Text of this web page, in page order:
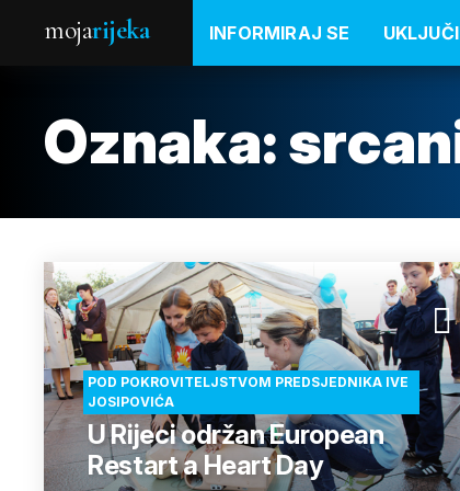
mojarijeka INFORMIRAJ SE
Oznaka:
POD POKROVITELJSTVOM PREDSJEDNIKA IVE
JOSIPOVIĆA
U Rijeci održan European
Restart a Heart Day